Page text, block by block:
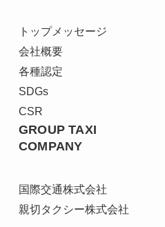
トップメッセージ
会社概要
各種認定
SDGs
CSR
GROUP TAXI
COMPANY
国際交通株式会社
親切タクシー株式会社